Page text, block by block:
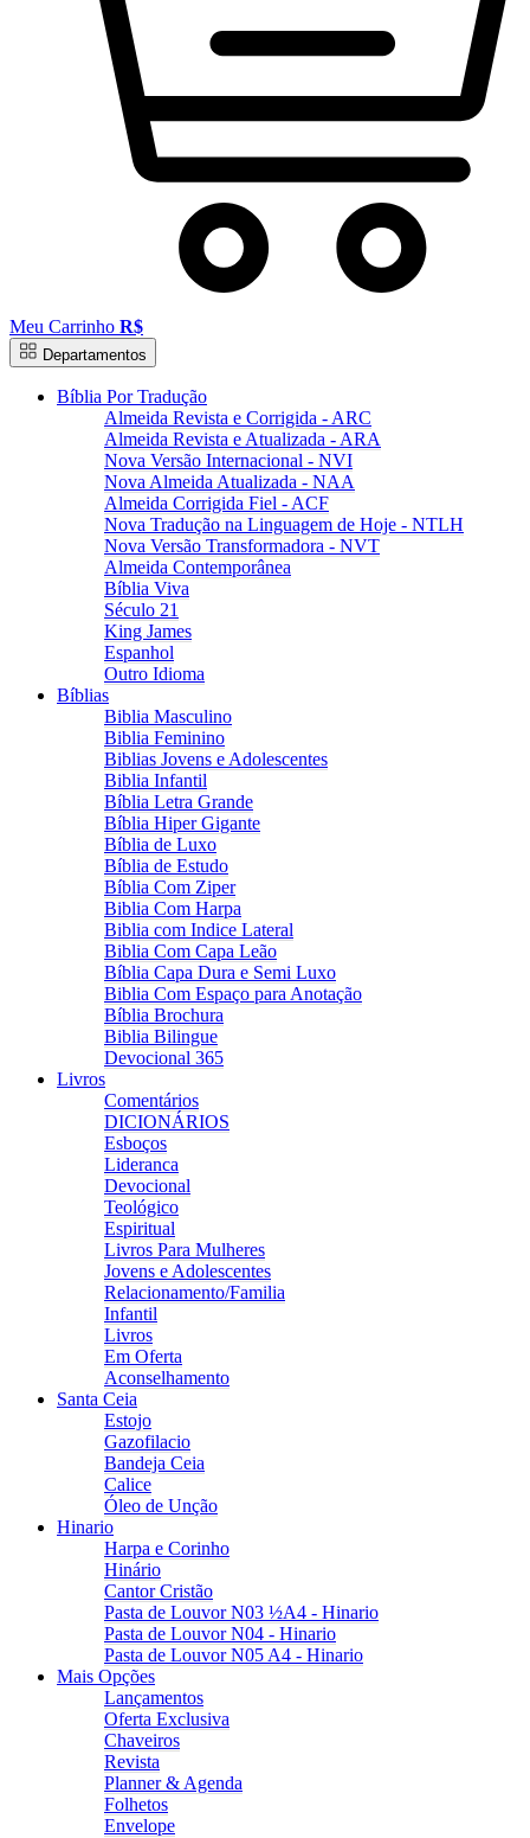
Meu Carrinho R$
Departamentos
Bíblia Por Tradução
Almeida Revista e Corrigida - ARC
Almeida Revista e Atualizada - ARA
Nova Versão Internacional - NVI
Nova Almeida Atualizada - NAA
Almeida Corrigida Fiel - ACF
Nova Tradução na Linguagem de Hoje - NTLH
Nova Versão Transformadora - NVT
Almeida Contemporânea
Bíblia Viva
Século 21
King James
Espanhol
Outro Idioma
Bíblias
Biblia Masculino
Biblia Feminino
Biblias Jovens e Adolescentes
Biblia Infantil
Bíblia Letra Grande
Bíblia Hiper Gigante
Bíblia de Luxo
Bíblia de Estudo
Bíblia Com Ziper
Biblia Com Harpa
Biblia com Indice Lateral
Biblia Com Capa Leão
Bíblia Capa Dura e Semi Luxo
Biblia Com Espaço para Anotação
Bíblia Brochura
Biblia Bilingue
Devocional 365
Livros
Comentários
DICIONÁRIOS
Esboços
Lideranca
Devocional
Teológico
Espiritual
Livros Para Mulheres
Jovens e Adolescentes
Relacionamento/Familia
Infantil
Livros
Em Oferta
Aconselhamento
Santa Ceia
Estojo
Gazofilacio
Bandeja Ceia
Calice
Óleo de Unção
Hinario
Harpa e Corinho
Hinário
Cantor Cristão
Pasta de Louvor N03 ½A4 - Hinario
Pasta de Louvor N04 - Hinario
Pasta de Louvor N05 A4 - Hinario
Mais Opções
Lançamentos
Oferta Exclusiva
Chaveiros
Revista
Planner & Agenda
Folhetos
Envelope